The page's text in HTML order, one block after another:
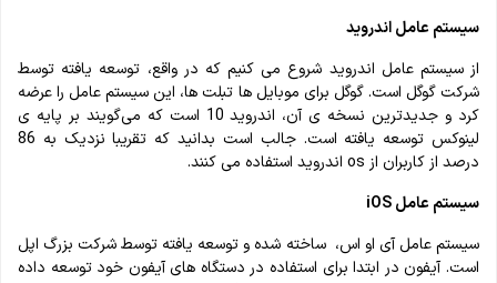
سیستم عامل اندروید
از سیستم‌ عامل اندروید شروع می کنیم که در واقع، توسعه یافته توسط
شرکت گوگل است. گوگل برای موبایل ها تبلت‌ ها، این سیستم عامل را عرضه
کرد و جدیدترین نسخه ی آن، اندروید 10 است که می‌گویند بر پایه ی
لینوکس توسعه یافته است. جالب است بدانید که تقریبا نزدیک به 86
درصد از کاربران از os اندروید استفاده می کنند.
سیستم عامل iOS
سیستم عامل آی او اس، ساخته شده و توسعه یافته توسط شرکت بزرگ اپل
است. آیفون در ابتدا برای استفاده در دستگاه های آیفون خود توسعه داده